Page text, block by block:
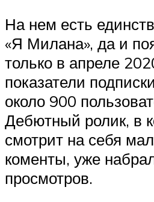
На нем есть
«Я Милана», да и
только в апреле
показатели
около 900
Дебютный ролик, в
смотрит на себя
коменты, уже
просмотров.